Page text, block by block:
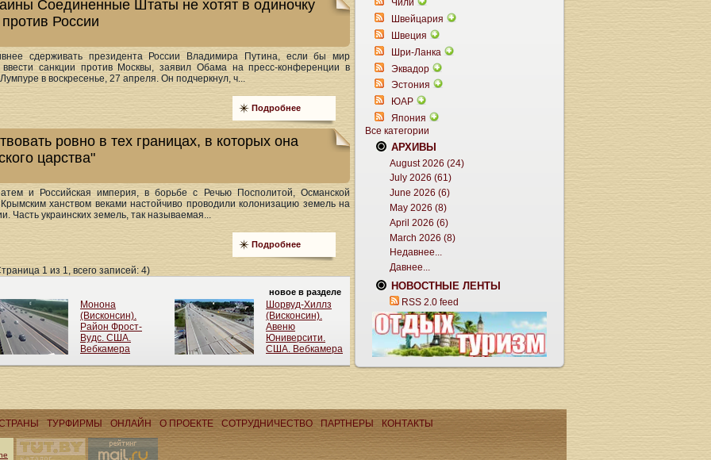
Соединенные Штаты не хотят в одиночку
России
сдерживать президента России Владимира Путина, если бы мир
санкции против Москвы, заявил Обама на пресс-конференции в
в воскресенье, 27 апреля. Он подчеркнул, ч...
Подробнее
ровно в тех границах, в которых она
царства"
и Российская империя, в борьбе с Речью Посполитой, Османской
ханством веками настойчиво проводили колонизацию земель на
Часть украинских земель, так называемая...
Подробнее
1 из 1, всего записей: 4)
Чили
Швейцария
Швеция
Шри-Ланка
Эквадор
Эстония
ЮАР
Япония
Все категории
АРХИВЫ
August 2026 (24)
July 2026 (61)
June 2026 (6)
May 2026 (8)
April 2026 (6)
March 2026 (8)
Недавнее...
Давнее...
НОВОСТНЫЕ ЛЕНТЫ
RSS 2.0 feed
ТУРФИРМЫ ОНЛАЙН О ПРОЕКТЕ CОТРУДНИЧЕСТВО ПАРТНЕРЫ КОНТАКТЫ